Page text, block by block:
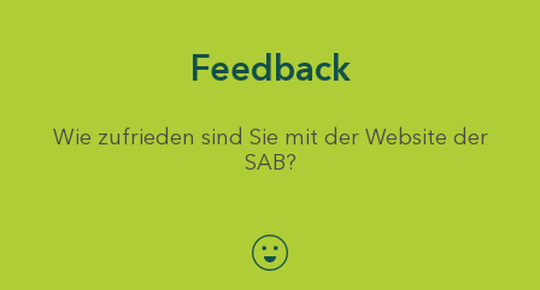
Feedback
Wie zufrieden sind Sie mit der Website der
SAB?
Bewertung auswählen